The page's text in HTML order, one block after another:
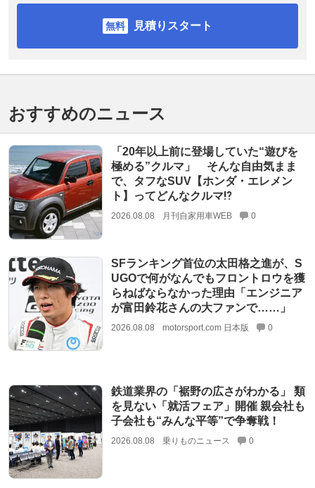
見積りスタート
おすすめのニュース
「20年以上前に登場していた“遊びを
極める”クルマ」 そんな自由気まま
で、タフなSUV【ホンダ・エレメン
ト】ってどんなクルマ⁉︎
2026.08.08 月刊自家用車WEB 0
SFランキング首位の太田格之進が、S
UGOで何がなんでもフロントロウを獲
らねばならなかった理由「エンジニア
が富田鈴花さんの大ファンで……」
2026.08.08 motorsport.com 日本版 0
鉄道業界の「裾野の広さがわかる」 類
を見ない「就活フェア」開催 親会社も
子会社も“みんな平等”で争奪戦！
2026.08.08 乗りものニュース 0